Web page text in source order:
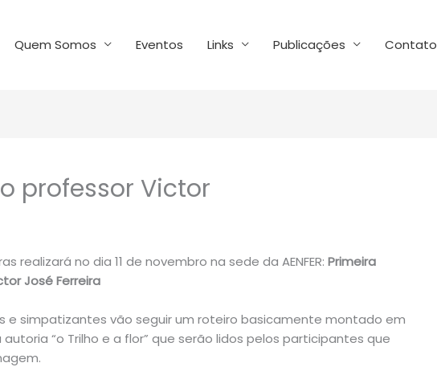
Quem Somos Eventos Links Publicações Contato
professor Victor
realizará no dia 11 de novembro na sede da AENFER: Primeira
José Ferreira
e simpatizantes vão seguir um roteiro basicamente montado em
“o Trilho e a flor” que serão lidos pelos participantes que